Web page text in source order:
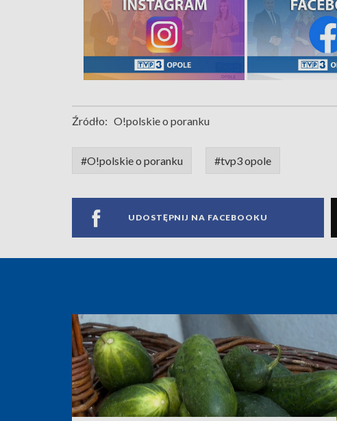
Źródło: O!polskie o poranku
#O!polskie o poranku #tvp3 opole
UDOSTĘPNIJ NA FACEBOOKU